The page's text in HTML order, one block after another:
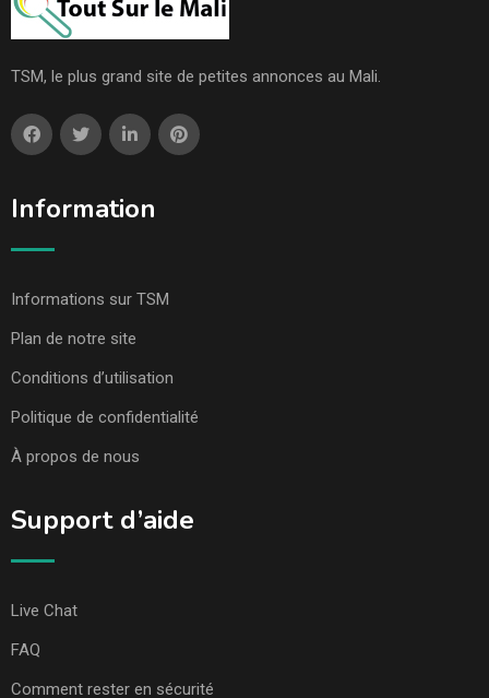
TSM, le plus grand site de petites annonces au Mali.
Information
Informations sur TSM
Plan de notre site
Conditions d’utilisation
Politique de confidentialité
À propos de nous
Support d’aide
Live Chat
FAQ
Comment rester en sécurité